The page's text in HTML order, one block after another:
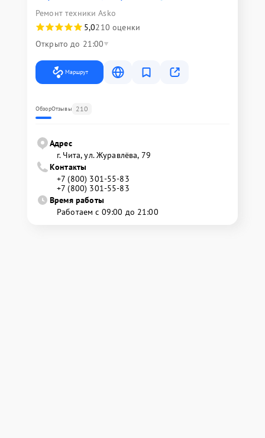
Ремонт техники Asko
5,0210 оценки
Открыто до 21:00
Маршрут
ОбзорОтзывы 210
Адрес
г. Чита, ул. Журавлёва, 79
Контакты
+7 (800) 301-55-83
+7 (800) 301-55-83
Время работы
Работаем с 09:00 до 21:00